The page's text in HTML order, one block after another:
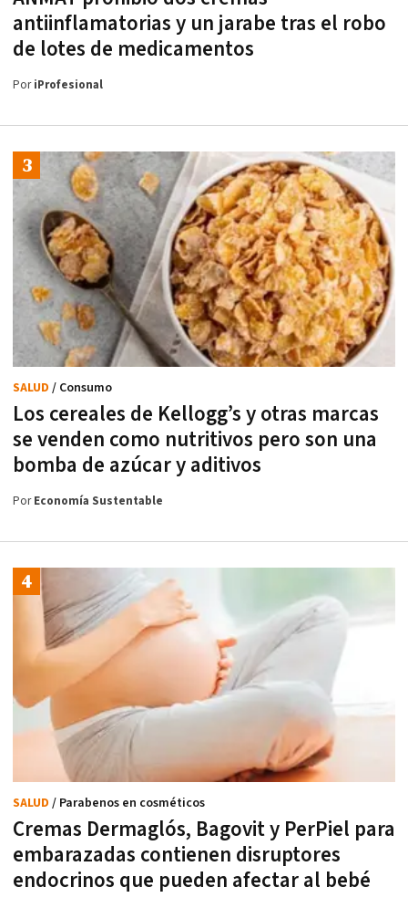
antiinflamatorias y un jarabe tras el robo
de lotes de medicamentos
PoriProfesional
Los cereales de Kellogg’s y otras marcas
se venden como nutritivos pero son una
bomba de azúcar y aditivos
SALUD / Consumo
PorEconomía Sustentable
Cremas Dermaglós, Bagovit y PerPiel para
embarazadas contienen disruptores
endocrinos que pueden afectar al bebé
SALUD / Parabenos en cosméticos